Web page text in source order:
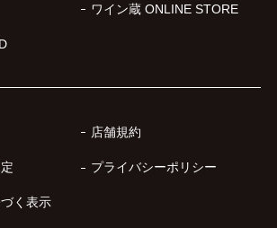
ワイン蔵 ONLINE STORE
店舗規約
プライバシーポリシー
く表示